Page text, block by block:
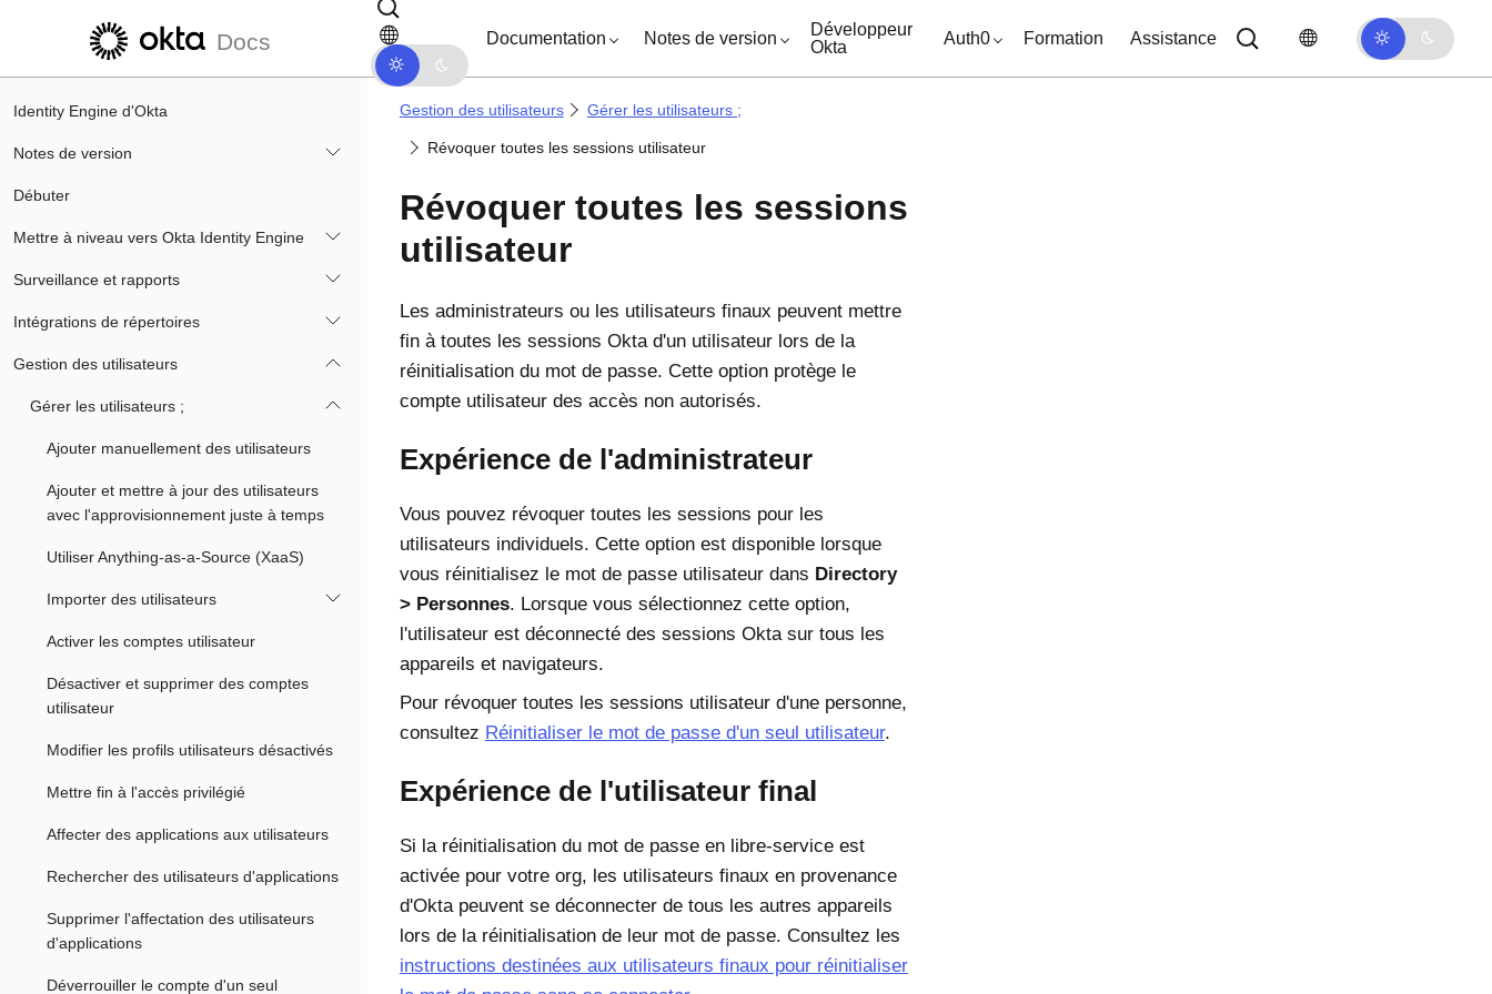
Passer au contenu principal Passer à la navigation dans les documents
Docs Documentation Notes de version
Développeur
Okta
Auth0 Formation Assistance
Identity Engine d'Okta
Notes de version
Débuter
Mettre à niveau vers Okta Identity Engine
Surveillance et rapports
Intégrations de répertoires
Gestion des utilisateurs
Gérer les utilisateurs ;
Ajouter manuellement des utilisateurs
Ajouter et mettre à jour des utilisateurs
avec l'approvisionnement juste à temps
Utiliser Anything-as-a-Source (XaaS)
Importer des utilisateurs
Activer les comptes utilisateur
Désactiver et supprimer des comptes
utilisateur
Modifier les profils utilisateurs désactivés
Mettre fin à l'accès privilégié
Affecter des applications aux utilisateurs
Rechercher des utilisateurs d'applications
Supprimer l'affectation des utilisateurs
d'applications
Déverrouiller le compte d'un seul
Gestion des utilisateurs Gérer les utilisateurs ;
Révoquer toutes les sessions utilisateur
Révoquer toutes les sessions
utilisateur
Les administrateurs ou les utilisateurs finaux peuvent mettre
fin à toutes les sessions Okta d'un utilisateur lors de la
réinitialisation du mot de passe. Cette option protège le
compte utilisateur des accès non autorisés.
Expérience de l'administrateur
Vous pouvez révoquer toutes les sessions pour les
utilisateurs individuels. Cette option est disponible lorsque
vous réinitialisez le mot de passe utilisateur dans Directory
Personnes. Lorsque vous sélectionnez cette option,
l'utilisateur est déconnecté des sessions Okta sur tous les
appareils et navigateurs.
Pour révoquer toutes les sessions utilisateur d'une personne,
consultez Réinitialiser le mot de passe d'un seul utilisateur.
Expérience de l'utilisateur final
Si la réinitialisation du mot de passe en libre-service est
activée pour votre org, les utilisateurs finaux en provenance
d'Okta peuvent se déconnecter de tous les autres appareils
lors de la réinitialisation de leur mot de passe. Consultez les
instructions destinées aux utilisateurs finaux pour réinitialiser